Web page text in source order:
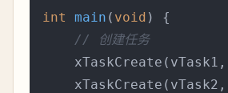
int main ( void )
{
// 创建任务
    xTaskCreate(vTask1,
    xTaskCreate(vTask2,